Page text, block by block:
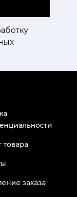
товара
заказа